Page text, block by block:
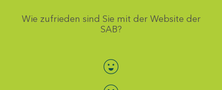
Wie zufrieden sind Sie mit der Website der
SAB?
Bewertung auswählen